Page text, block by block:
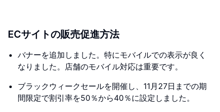
ECサイトの販売促進方法
バナーを追加しました。特にモバイルでの表示が良く
なりました。店舗のモバイル対応は重要です。
ブラックウィークセールを開催し、11月27日までの期
間限定で割引率を50％から40％に設定しました。